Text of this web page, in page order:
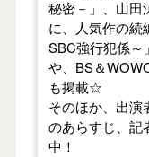
秘密－」、山田
に、人気作の続
SBC強行犯係～
や、BS＆
も掲載☆
そのほか、出演
のあらすじ、記
中！